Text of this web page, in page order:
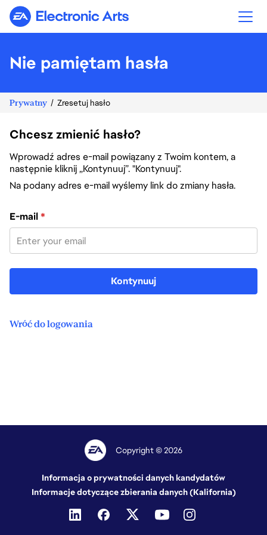
Electronic Arts
Nie pamiętam hasła
Prywatny Zresetuj hasło
Chcesz zmienić hasło?
Wprowadź adres e-mail powiązany z Twoim kontem, a
następnie kliknij „Kontynuuj”. "Kontynuuj".
Na podany adres e-mail wyślemy link do zmiany hasła.
Zresetuj hasło za pomocą adresu e-mail
E-mail*
Kontynuuj
Wróć do logowania
Copyright © 2026
Informacja o prywatności danych kandydatów
Informacje dotyczące zbierania danych (Kalifornia)